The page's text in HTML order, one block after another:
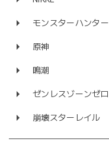
モンスターハンター
原神
鳴潮
ゼンレスゾーンゼロ
崩壊スターレイル